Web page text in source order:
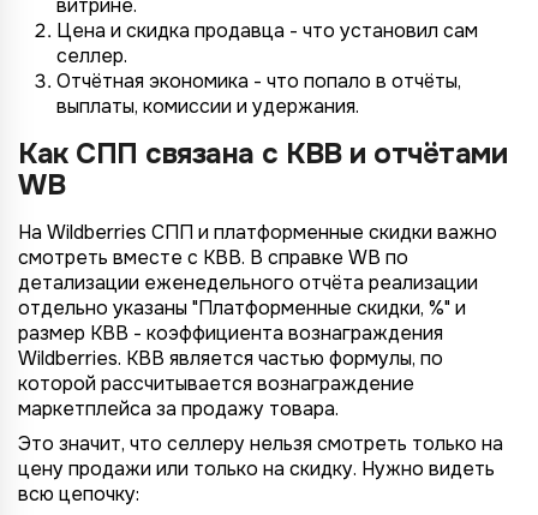
витрине.
Цена и скидка продавца - что установил сам
селлер.
Отчётная экономика - что попало в отчёты,
выплаты, комиссии и удержания.
Как СПП связана с КВВ и отчётами
WB
На Wildberries СПП и платформенные скидки важно
смотреть вместе с КВВ. В справке WB по
детализации еженедельного отчёта реализации
отдельно указаны "Платформенные скидки, %" и
размер КВВ - коэффициента вознаграждения
Wildberries. КВВ является частью формулы, по
которой рассчитывается вознаграждение
маркетплейса за продажу товара.
Это значит, что селлеру нельзя смотреть только на
цену продажи или только на скидку. Нужно видеть
всю цепочку: